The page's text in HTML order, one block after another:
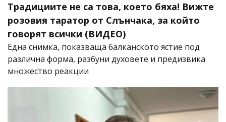
Традициите не са това, което бяха! Вижте
розовия таратор от Слънчака, за който
говорят всички (ВИДЕО)
Една снимка, показваща балканското ястие под
различна форма, разбуни духовете и предизвика
множество реакции